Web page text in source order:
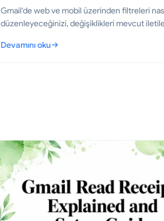
Gmail'de web ve mobil üzerinden filtreleri
düzenleyeceğinizi, değişiklikleri mevcut
kural setlerini bir profesyonel gibi nasıl
Devamını oku
: Gmail'de Filtreler Nasıl Düzenlenir ve